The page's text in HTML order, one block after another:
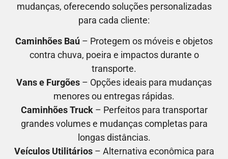
mudanças, oferecendo soluções personalizadas
para cada cliente:
Caminhões Baú – Protegem os móveis e objetos
contra chuva, poeira e impactos durante o
transporte.
Vans e Furgões – Opções ideais para mudanças
menores ou entregas rápidas.
Caminhões Truck– Perfeitos para transportar
grandes volumes e mudanças completas para
longas distâncias.
Veículos Utilitários– Alternativa econômica para